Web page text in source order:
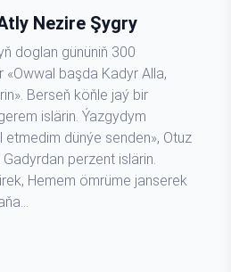
Nezire Şygry
doglan gününiň 300
başda Kadyr Alla,
Berseň köňle jaý bir
islärin. Ýazgydym
etmedim dünýe senden», Otuz
perzent islärin.
Hemem ömrüme janserek